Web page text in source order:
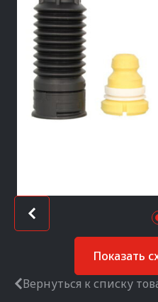
Показать
Вернуться к списку